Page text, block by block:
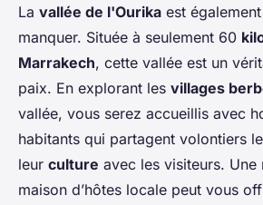
La vallée de l'Ourika est
manquer. Située à seulement 60
Marrakech, cette vallée est un
paix. En explorant les villages
vallée, vous serez accueillis avec
habitants qui partagent volontiers
leur culture avec les visiteurs. Une
maison d’hôtes locale peut vous